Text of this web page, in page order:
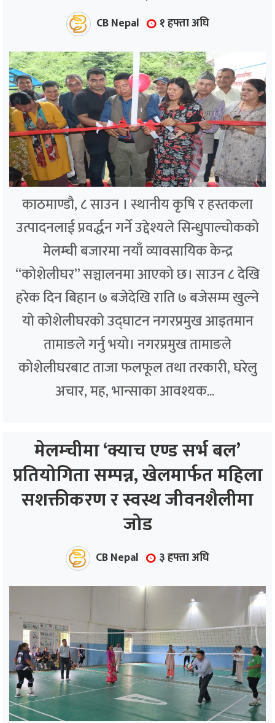
CB Nepal १ हफ्ता अघि
काठमाण्डौ, ८ साउन । स्थानीय कृषि र हस्तकला
उत्पादनलाई प्रवर्द्धन गर्ने उद्देश्यले सिन्धुपाल्चोकको
मेलम्ची बजारमा नयाँ व्यावसायिक केन्द्र
“कोशेलीघर” सञ्चालनमा आएको छ। साउन ८ देखि
हरेक दिन बिहान ७ बजेदेखि राति ७ बजेसम्म खुल्ने
यो कोशेलीघरको उद्घाटन नगरप्रमुख आइतमान
तामाङले गर्नु भयो। नगरप्रमुख तामाङले
कोशेलीघरबाट ताजा फलफूल तथा तरकारी, घरेलु
अचार, मह, भान्साका आवश्यक...
मेलम्चीमा ‘क्याच एण्ड सर्भ बल’
प्रतियोगिता सम्पन्न, खेलमार्फत महिला
सशक्तीकरण र स्वस्थ जीवनशैलीमा
जोड
CB Nepal ३ हफ्ता अघि